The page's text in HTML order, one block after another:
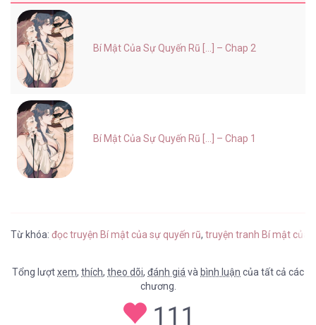
Bí Mật Của Sự Quyến Rũ [...] – Chap 2
Bí Mật Của Sự Quyến Rũ [...] – Chap 1
Từ khóa: đọc truyện Bí mật của sự quyến rũ, truyện tranh Bí mật của
Tổng lượtxem, thích, theo dõi, đánh giávà bình luận của tất cả các
chương.
111